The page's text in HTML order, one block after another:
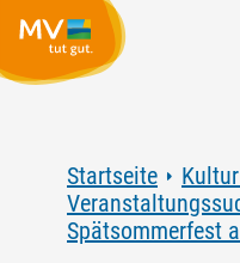
Startseite
Spätsommerfest